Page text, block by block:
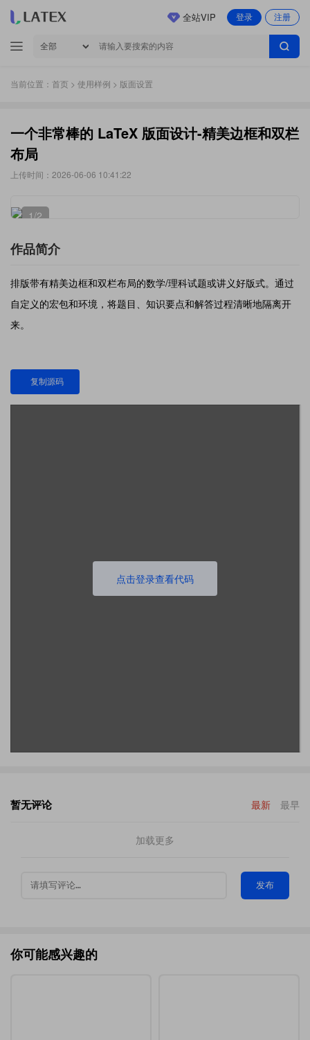
登录 注册
全站VIP
当前位置： 首页 > 使用样例 > 版面设置
一个非常棒的 LaTeX 版面设计-精美边框和双栏
布局
上传时间：2026-06-06 10:41:22
1/2
作品简介
排版带有精美边框和双栏布局的数学/理科试题或讲义好版式。通过
自定义的宏包和环境，将题目、知识要点和解答过程清晰地隔离开
来。
复制源码
点击登录查看代码
暂无评论 最新 最早
加载更多
发布
你可能感兴趣的